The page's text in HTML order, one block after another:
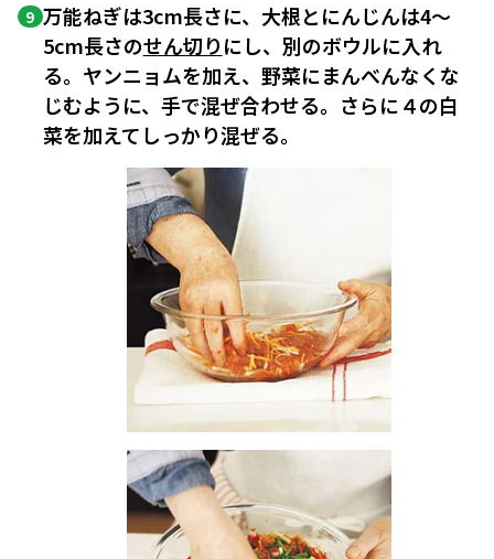
9 万能ねぎは3cm長さに、大根とにんじんは4～
5cm長さのせん切りにし、別のボウルに入れ
る。ヤンニョムを加え、野菜にまんべんなくな
じむように、手で混ぜ合わせる。さらに４の白
菜を加えてしっかり混ぜる。